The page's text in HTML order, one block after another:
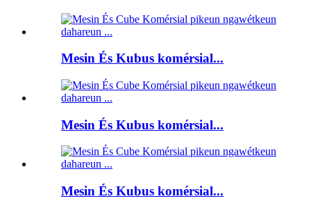
Mesin És Kubus komérsial...
Mesin És Kubus komérsial...
Mesin És Kubus komérsial...